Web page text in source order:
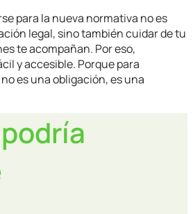
para la nueva normativa no es
legal, sino también cuidar de tu
te acompañan. Por eso,
y accesible. Porque para
es una obligación, es una
podría